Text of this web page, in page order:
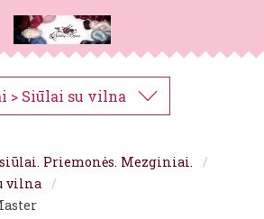
> Siūlai su vilna
Priemonės. Mezginiai.
vilna